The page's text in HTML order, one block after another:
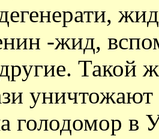
-жид,
Такой
уничтожают
голодомор в